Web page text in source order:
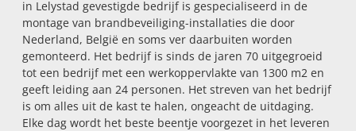
in Lelystad gevestigde bedrijf is gespecialiseerd in de
montage van brandbeveiliging-installaties die door
Nederland, België en soms ver daarbuiten worden
gemonteerd. Het bedrijf is sinds de jaren 70 uitgegroeid
tot een bedrijf met een werkoppervlakte van 1300 m2 en
geeft leiding aan 24 personen. Het streven van het bedrijf
is om alles uit de kast te halen, ongeacht de uitdaging.
Elke dag wordt het beste beentje voorgezet in het leveren